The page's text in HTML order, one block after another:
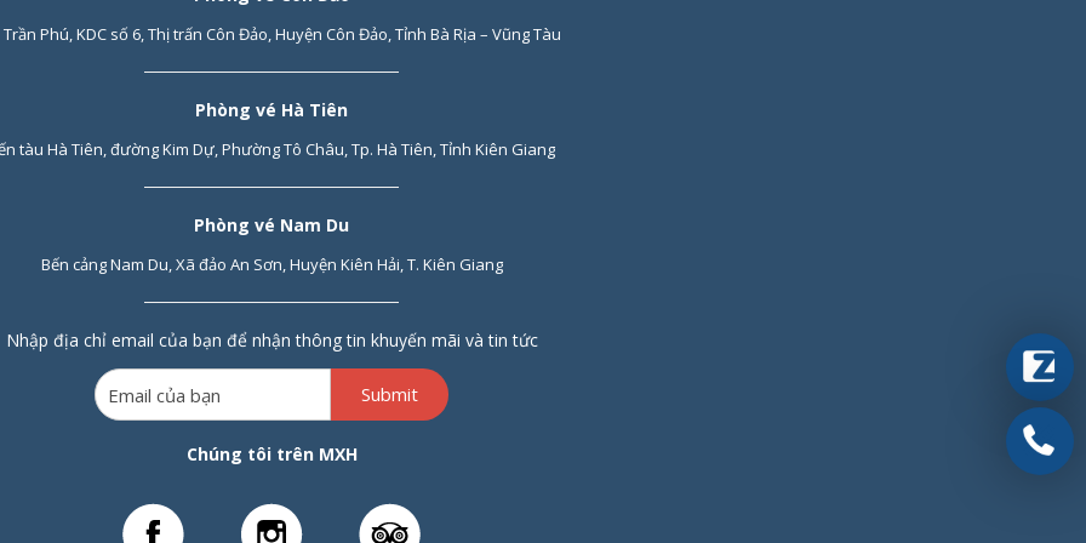
Trần Phú, KDC số 6, Thị trấn Côn Đảo, Huyện Côn Đảo, Tỉnh Bà Rịa – Vũng Tàu
Phòng vé Hà Tiên
tàu Hà Tiên, đường Kim Dự, Phường Tô Châu, Tp. Hà Tiên, Tỉnh Kiên Giang
Phòng vé Nam Du
Bến cảng Nam Du, Xã đảo An Sơn, Huyện Kiên Hải, T. Kiên Giang
Nhập địa chỉ email của bạn để nhận thông tin khuyến mãi và tin tức
Submit
Chúng tôi trên MXH